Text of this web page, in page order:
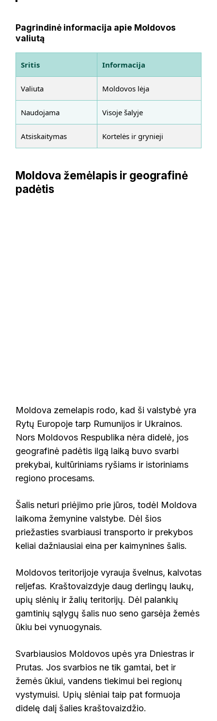
Pagrindinė informacija apie Moldovos
valiutą
Sritis Informacija
Valiuta Moldovos lėja
Naudojama Visoje šalyje
Atsiskaitymas Kortelės ir grynieji
Moldova žemėlapis ir geografinė
padėtis
Moldova zemelapis rodo, kad ši valstybė yra
Rytų Europoje tarp Rumunijos ir Ukrainos.
Nors Moldovos Respublika nėra didelė, jos
geografinė padėtis ilgą laiką buvo svarbi
prekybai, kultūriniams ryšiams ir istoriniams
regiono procesams.
Šalis neturi priėjimo prie jūros, todėl Moldova
laikoma žemynine valstybe. Dėl šios
priežasties svarbiausi transporto ir prekybos
keliai dažniausiai eina per kaimynines šalis.
Moldovos teritorijoje vyrauja švelnus, kalvotas
reljefas. Kraštovaizdyje daug derlingų laukų,
upių slėnių ir žalių teritorijų. Dėl palankių
gamtinių sąlygų šalis nuo seno garsėja žemės
ūkiu bei vynuogynais.
Svarbiausios Moldovos upės yra Dniestras ir
Prutas. Jos svarbios ne tik gamtai, bet ir
žemės ūkiui, vandens tiekimui bei regionų
vystymuisi. Upių slėniai taip pat formuoja
didelę dalį šalies kraštovaizdžio.